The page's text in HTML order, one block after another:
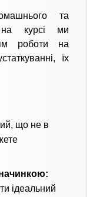
та
на курсі ми
роботи на
їх
що не в
ідеальний